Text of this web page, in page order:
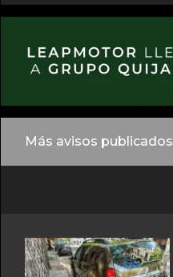
Más avisos publicados